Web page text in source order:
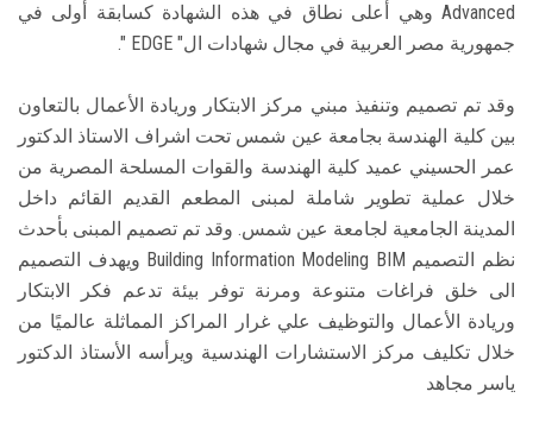
Advanced وهي أعلى نطاق في هذه الشهادة كسابقة أولى في
جمهورية مصر العربية في مجال شهادات ال" EDGE ".
وقد تم تصميم وتنفيذ مبني مركز الابتكار وريادة الأعمال بالتعاون
بين كلية الهندسة بجامعة عين شمس تحت اشراف الاستاذ الدكتور
عمر الحسيني عميد كلية الهندسة والقوات المسلحة المصرية من
خلال عملية تطوير شاملة لمبنى المطعم القديم القائم داخل
المدينة الجامعية لجامعة عين شمس. وقد تم تصميم المبنى بأحدث
نظم التصميم Building Information Modeling BIM ويهدف التصميم
الى خلق فراغات متنوعة ومرنة توفر بيئة تدعم فكر الابتكار
وريادة الأعمال والتوظيف علي غرار المراكز المماثلة عالميًا من
خلال تكليف مركز الاستشارات الهندسية ويرأسه الأستاذ الدكتور
ياسر مجاهد